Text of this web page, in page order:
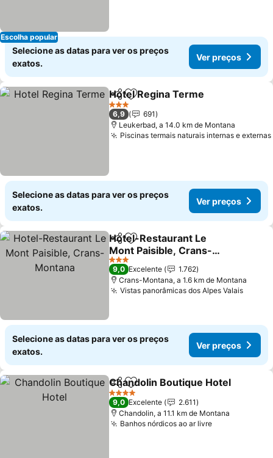
Escolha popular
Selecione as datas para ver os preços
exatos.
Ver preços
PartilharAdicionar aos favoritos
Hotel Regina Terme
3 Estrelas
6,9
691
Leukerbad, a 14.0 km de Montana
Piscinas termais naturais internas e externas
Selecione as datas para ver os preços
exatos.
Ver preços
PartilharAdicionar aos favoritos
Hotel-Restaurant Le
Mont Paisible, Crans-
Montana
Ver preços
3 Estrelas
9,0 Excelente
1.762
Crans-Montana, a 1.6 km de Montana
Vistas panorâmicas dos Alpes ValaisVer
Selecione as datas para ver os preços
exatos.
Ver preços
PartilharAdicionar aos favoritos
Chandolin Boutique Hotel
4 Estrelas
9,0 Excelente
2.611
Chandolin, a 11.1 km de Montana
Banhos nórdicos ao ar livreVer preços